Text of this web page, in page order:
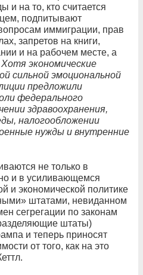
и на то, кто считается
подпитывают
иммиграции, прав
запретов на книги,
и на рабочем месте, а
Хотя экономические
сильной эмоциональной
предложили
федерального
здравоохранения,
налогообложении
нужды и внутренние
не только в
и в усиливающемся
и экономической политике
штатами, невиданном
сегрегации по законам
штаты)
и теперь приносят
от того, как на это